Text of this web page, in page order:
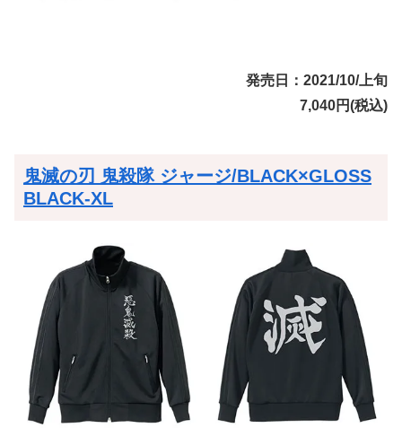
発売日：2021/10/上旬
7,040円(税込)
鬼滅の刃 鬼殺隊 ジャージ/BLACK×GLOSS
BLACK-XL